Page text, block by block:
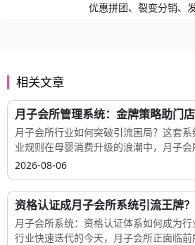
优惠拼团、裂变分销、
相关文章
月子会所管理系统：金牌策略助门
月子会所行业如何突破引流困局？这套
业规则在母婴消费升级的浪潮中，月子会
2026-08-06
资格认证成月子会所系统引流王牌
月子会所系统：资格认证体系如何成为
行业快速迭代的今天，月子会所正面临前